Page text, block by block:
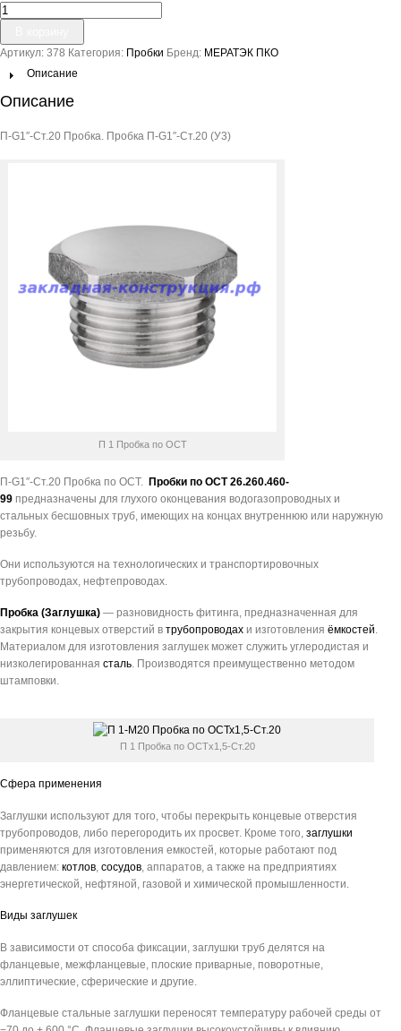
Количество
товара
П-
G1"-
Ст.20
Артикул: 378 Категория: Пробки Бренд: МЕРАТЭК ПКО
Описание
Описание
П-G1″-Ст.20 Пробка. Пробка П-G1″-Ст.20 (У3)
П 1 Пробка по ОСТ
П-G1″-Ст.20 Пробка по ОСТ. Пробки по ОСТ 26.260.460-
99 предназначены для глухого оконцевания водогазопроводных и
стальных бесшовных труб, имеющих на концах внутреннюю или наружную
резьбу.
Они используются на технологических и транспортировочных
трубопроводах, нефтепроводах.
Пробка (Заглушка) — разновидность фитинга, предназначенная для
закрытия концевых отверстий в трубопроводах и изготовления ёмкостей.
Материалом для изготовления заглушек может служить углеродистая и
низколегированная сталь. Производятся преимущественно методом
штамповки.
П 1 Пробка по ОСТх1,5-Ст.20
Сфера применения
Заглушки используют для того, чтобы перекрыть концевые отверстия
трубопроводов, либо перегородить их просвет. Кроме того, заглушки
применяются для изготовления емкостей, которые работают под
давлением: котлов, сосудов, аппаратов, а также на предприятиях
энергетической, нефтяной, газовой и химической промышленности.
Виды заглушек
В зависимости от способа фиксации, заглушки труб делятся на
фланцевые, межфланцевые, плоские приварные, поворотные,
эллиптические, сферические и другие.
Фланцевые стальные заглушки переносят температуру рабочей среды от